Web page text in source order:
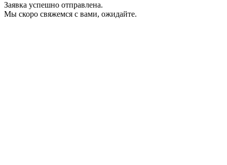
Заявка успешно отправлена.
Мы скоро свяжемся с вами, ожидайте.